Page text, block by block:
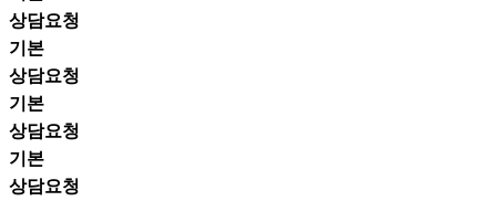
상담요청
기본
상담요청
기본
상담요청
기본
상담요청